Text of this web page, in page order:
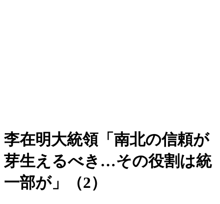
李在明大統領「南北の信頼が
芽生えるべき…その役割は統
一部が」（2）